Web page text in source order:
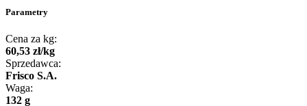
Parametry
Cena za kg:
60,53 zł/kg
Sprzedawca:
Frisco S.A.
Waga:
132 g